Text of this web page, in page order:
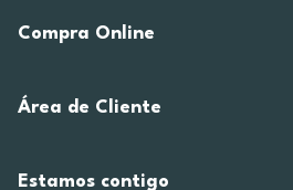
Compra Online
Área de Cliente
Estamos contigo